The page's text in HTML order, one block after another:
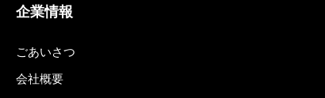
企業情報
ごあいさつ
会社概要